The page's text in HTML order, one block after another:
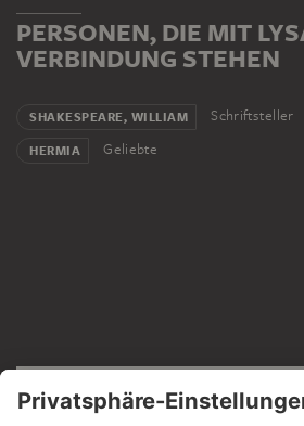
PERSONEN, DIE MIT
VERBINDUNG STEHEN
SHAKESPEARE, WILLIAM Schriftsteller
HERMIA Geliebte
Impressum